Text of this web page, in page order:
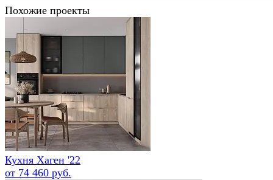
Похожие проекты
Кухня Хаген '22
от 74 460 руб.